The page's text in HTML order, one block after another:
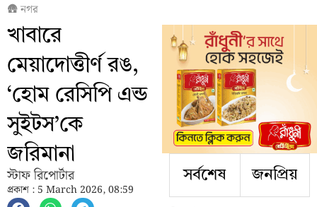
🛖নগর
খাবারে
মেয়াদোত্তীর্ণ রঙ,
‘হোম রেসিপি এন্ড
সুইটস’কে
জরিমানা
স্টাফ রিপোর্টার
প্রকাশ : 5 March 2026, 08:59
সর্বশেষ জনপ্রিয়